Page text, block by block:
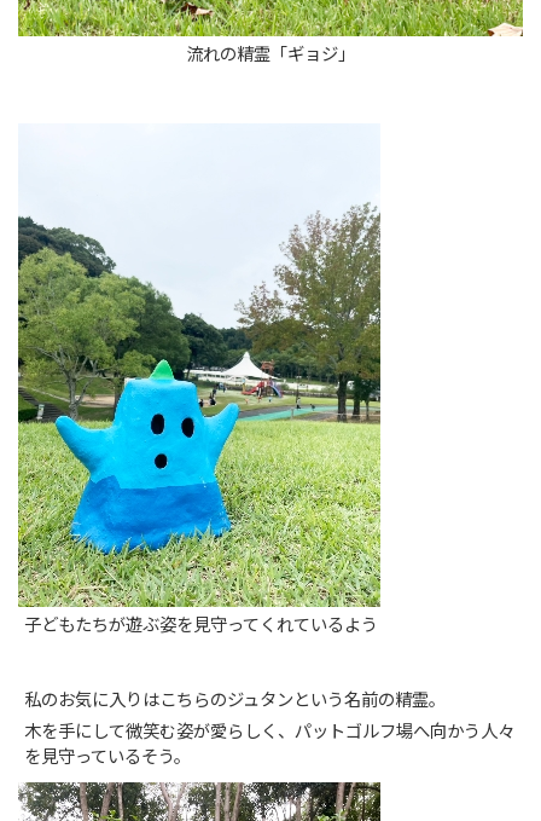
流れの精霊「ギョジ」
子どもたちが遊ぶ姿を見守ってくれているよう
私のお気に入りはこちらのジュタンという名前の精霊。
木を手にして微笑む姿が愛らしく、パットゴルフ場へ向かう人々
を見守っているそう。